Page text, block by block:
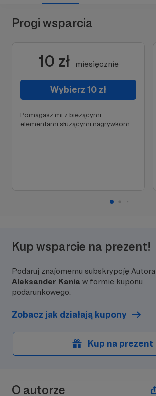
Progi wsparcia
10 zł miesięcznie
Wybierz 10 zł
Pomagasz mi z bieżącymi
elementami służącymi nagrywkom.
Kup wsparcie na prezent!
Podaruj znajomemu subskrypcję Autora
Aleksander Kania w formie kuponu
podarunkowego.
Zobacz jak działają kupony
Kup na prezent
O autorze